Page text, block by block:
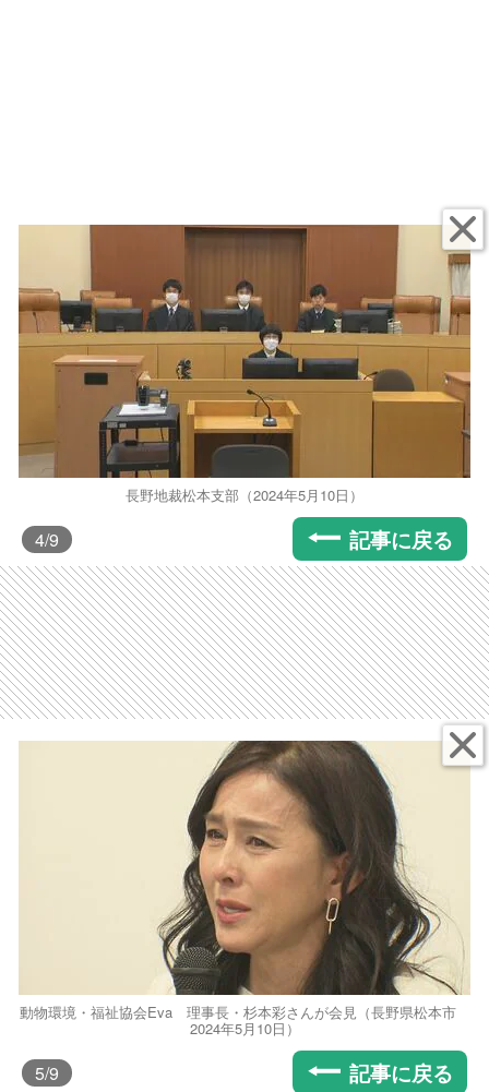
長野地裁松本支部（2024年5月10日）
4/9 記事に戻る
動物環境・福祉協会Eva 理事長・杉本彩さんが会見（長野県松本市
2024年5月10日）
5/9 記事に戻る